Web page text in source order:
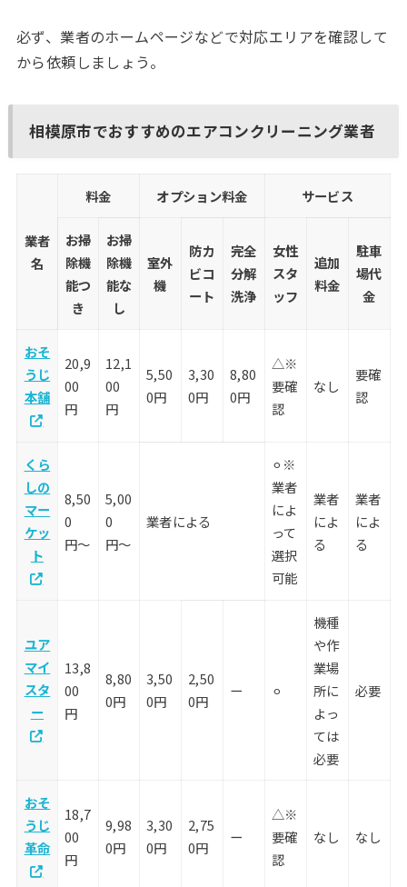
必ず、業者のホームページなどで対応エリアを確認して
から依頼しましょう。
相模原市でおすすめのエアコンクリーニング業者
業者
名
料金 オプション料金 サービス
お掃
除機
能つ
き
お掃
除機
能な
し
室外
機
防カ
ビコ
ート
完全
分解
洗浄
女性
スタ
ッフ
追加
料金
駐車
場代
金
おそ
うじ
本舗
20,9
00
円
12,1
00
円
5,50
0円
3,30
0円
8,80
0円
△※
要確
認
なし
要確
認
くら
しの
マー
ケッ
ト
8,50
0
円〜
5,00
0
円〜
業者による
⚪︎※
業者
によ
って
選択
可能
業者
によ
る
業者
によ
る
ユア
マイ
スタ
ー
13,8
00
円
8,80
0円
3,50
0円
2,50
0円
ー ⚪︎
機種
や作
業場
所に
よっ
ては
必要
必要
おそ
うじ
革命
18,7
00
円
9,98
0円
3,30
0円
2,75
0円
ー
△※
要確
認
なし なし